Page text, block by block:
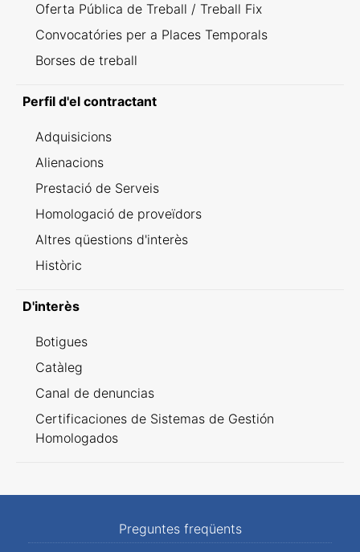
Oferta Pública de Treball / Treball Fix
Convocatóries per a Places Temporals
Borses de treball
Perfil d'el contractant
Adquisicions
Alienacions
Prestació de Serveis
Homologació de proveïdors
Altres qüestions d'interès
Històric
D'interès
Botigues
Catàleg
Canal de denuncias
Certificaciones de Sistemas de Gestión
Homologados
Preguntes freqüents